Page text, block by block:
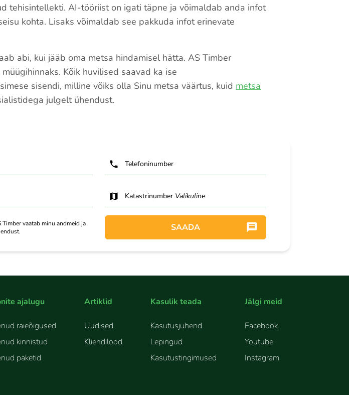
tehisintellekti. AI-tööriist on igati täpne ja võimaldab anda infot
kohta. Lisaks võimaldab see pakkuda infot erinevate
abi, kui jääb oma metsa hindamisel hätta. AS Timber
Kõik huvilised saavad ka ise
sisendi, milline võiks olla Sinu metsa väärtus, kuid metsa
julgelt ühendust.
Telefoninumber
Katastrinumber Valikuline
vaatab minu andmeid ja
SAADA
ajalugu
raieõigused
kinnistud
paketid
Artiklid
Uudised
Kliendilood
Kasulik teada
Kasutusjuhend
Lepingud
Kasutustingimused
Jälgi meid
Facebook
Youtube
Instagram